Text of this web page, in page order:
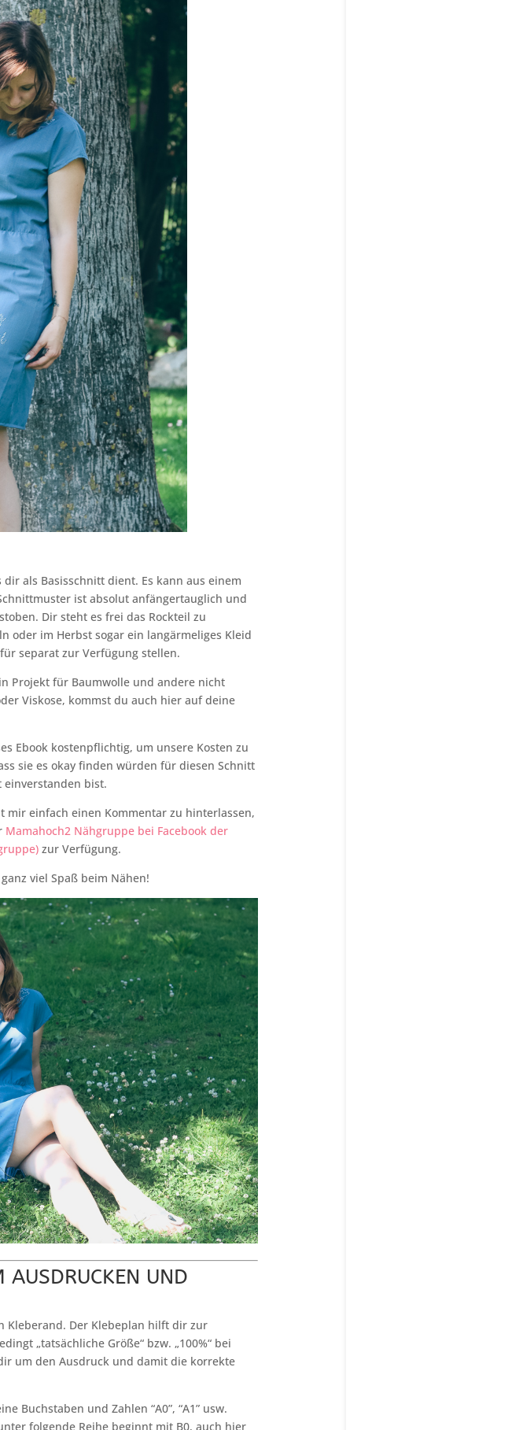
als Basisschnitt dient. Es kann aus einem
ist absolut anfängertauglich und
Dir steht es frei das Rockteil zu
oder im Herbst sogar ein langärmeliges Kleid
separat zur Verfügung stellen.
Projekt für Baumwolle und andere nicht
Viskose, kommst du auch hier auf deine
Ebook kostenpflichtig, um unsere Kosten zu
sie es okay finden würden für diesen Schnitt
einverstanden bist.
mir einfach einen Kommentar zu hinterlassen,
Mamahoch2 Nähgruppe bei Facebook der
zur Verfügung.
viel Spaß beim Nähen!
AUSDRUCKEN UND
Kleberand. Der Klebeplan hilft dir zur
„tatsächliche Größe“ bzw. „100%“ bei
um den Ausdruck und damit die korrekte
Buchstaben und Zahlen “A0”, “A1” usw.
folgende Reihe beginnt mit B0, auch hier